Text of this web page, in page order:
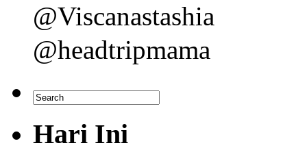
@Viscanastashia
@headtripmama
Hari Ini